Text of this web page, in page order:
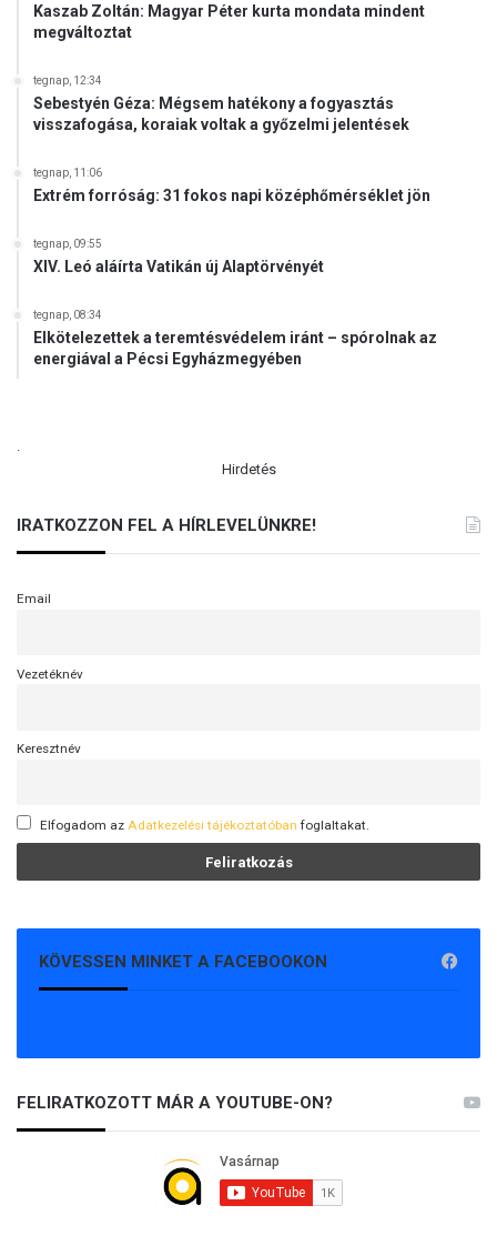
Kaszab Zoltán: Magyar Péter kurta mondata mindent
megváltoztat
tegnap, 12:34
Sebestyén Géza: Mégsem hatékony a fogyasztás
visszafogása, koraiak voltak a győzelmi jelentések
tegnap, 11:06
Extrém forróság: 31 fokos napi középhőmérséklet jön
tegnap, 09:55
XIV. Leó aláírta Vatikán új Alaptörvényét
tegnap, 08:34
Elkötelezettek a teremtésvédelem iránt – spórolnak az
energiával a Pécsi Egyházmegyében
.
Hirdetés
IRATKOZZON FEL A HÍRLEVELÜNKRE!
Email
Vezetéknév
Keresztnév
Elfogadom az Adatkezelési tájékoztatóban foglaltakat.
KÖVESSEN MINKET A FACEBOOKON
FELIRATKOZOTT MÁR A YOUTUBE-ON?